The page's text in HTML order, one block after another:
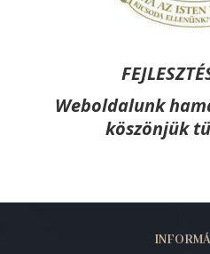
Weboldalunk
köszönjük